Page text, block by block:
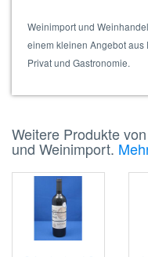
Weinimport und
einem kleinen Angebot
Privat und Gastronomie.
Weitere Produkte
und Weinimport.